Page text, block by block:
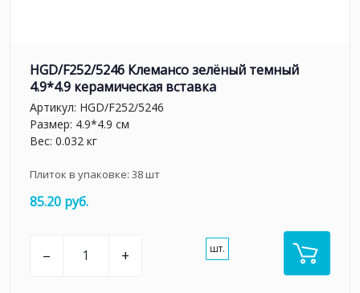
HGD/F252/5246 Клемансо зелёный темный
4.9*4.9 керамическая вставка
Артикул: HGD/F252/5246
Размер: 4.9*4.9 см
Вес: 0.032 кг
Плиток в упаковке: 38шт
85.20 руб.
– + шт.